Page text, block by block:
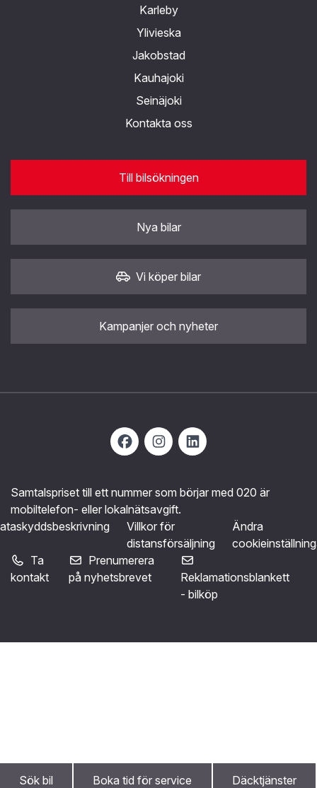
Sök bil Boka tid för service Däcktjänster
Karleby
Ylivieska
Jakobstad
Kauhajoki
Seinäjoki
Kontakta oss
Till bilsökningen
Nya bilar
Vi köper bilar
Kampanjer och nyheter
Samtalspriset till ett nummer som börjar med 020 är
mobiltelefon- eller lokalnätsavgift.
Villkor för
distansförsäljning
Ändra
Ta
kontakt
Prenumerera
på nyhetsbrevet
Reklamationsblankett
- bilköp